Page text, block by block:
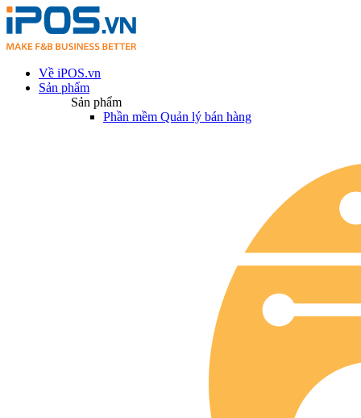
Về iPOS.vn
Sản phẩm
Sản phẩm
Phần mềm Quản lý bán hàng